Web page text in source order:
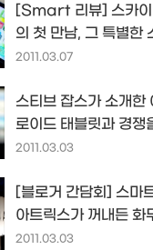
[Smart 리뷰] 스카
의 첫 만남, 그 특별한
2011.03.07
스티브 잡스가 소개한
로이드 태블릿과 경쟁
2011.03.03
[블로거 간담회] 스마
아트릭스가 꺼내든 화
2011.03.03